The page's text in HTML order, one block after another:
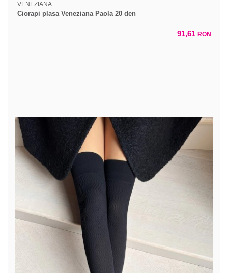
VENEZIANA
Ciorapi plasa Veneziana Paola 20 den
91,61 RON